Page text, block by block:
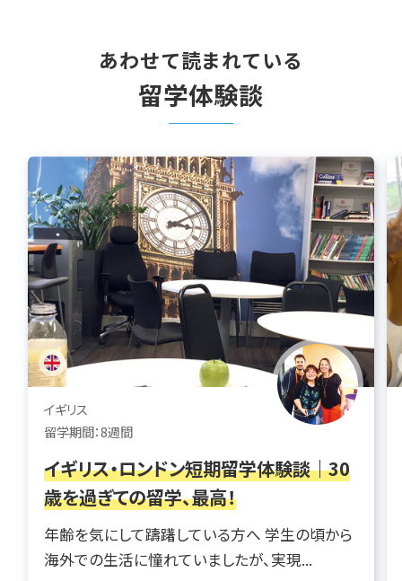
あわせて読まれている
留学体験談
イギリス
留学期間：8週間
イギリス・ロンドン短期留学体験談｜30
歳を過ぎての留学、最高！
年齢を気にして躊躇している方へ 学生の頃から
海外での生活に憧れていましたが、実現...